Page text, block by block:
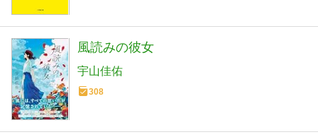
風読みの彼女
宇山佳佑
308